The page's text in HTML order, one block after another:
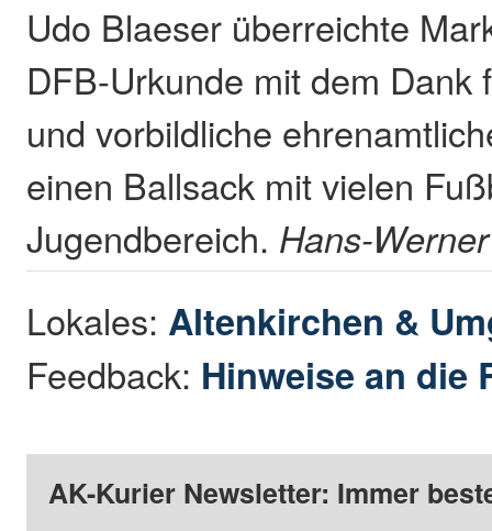
Udo Blaeser überreichte
DFB-Urkunde mit dem Dank
und vorbildliche
einen Ballsack mit vielen
Jugendbereich. Hans-
Lokales: Altenkirchen &
Feedback: Hinweise an die
AK-Kurier Newsletter: Immer